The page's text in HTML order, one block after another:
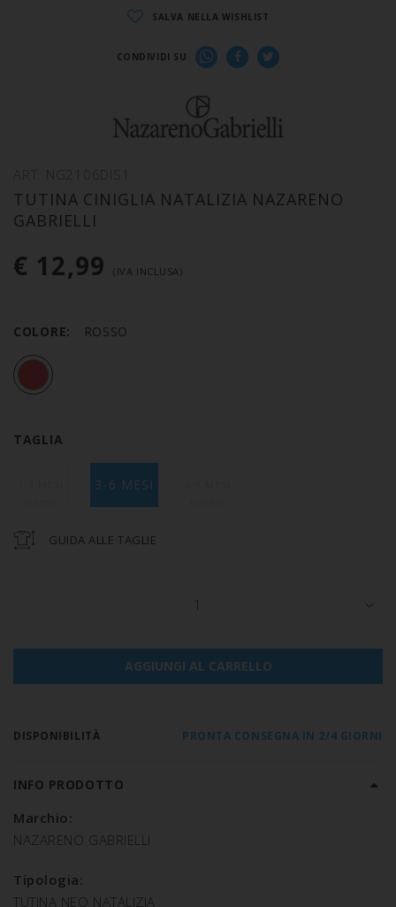
SALVA NELLA WISHLIST
CONDIVIDI SU
TUTINA CINIGLIA NATALIZIA NAZARENO
GABRIELLI
€ 12,99 (IVA INCLUSA)
COLORE: ROSSO
TAGLIA
3-6 MESI
GUIDA ALLE TAGLIE
1
AGGIUNGI AL CARRELLO
DISPONIBILITÀ PRONTA CONSEGNA IN 2/4 GIORNI
INFO PRODOTTO
Marchio:
NAZARENO GABRIELLI
Tipologia:
TUTINA NEO NATALIZIA